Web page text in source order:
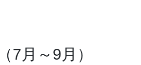
7月～9月）